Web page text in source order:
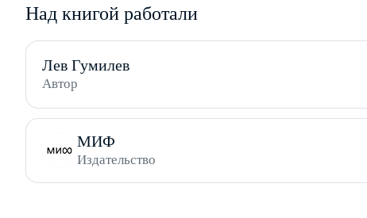
Над книгой работали
Лев Гумилев
Автор
МИФ
Издательство